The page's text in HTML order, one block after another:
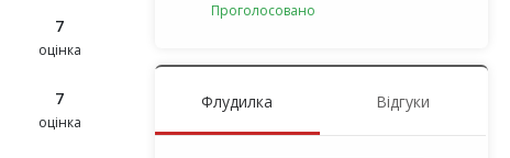
7
оцінка
7
оцінка
Проголосовано
Флудилка Відгуки